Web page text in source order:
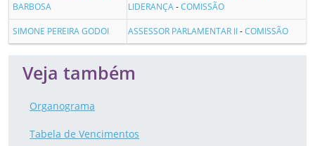
BARBOSA
LIDERANÇA-COMISSÃO
SIMONE PEREIRA GODOI ASSESSOR PARLAMENTAR II-COMISSÃO
Veja também
Organograma
Tabela de Vencimentos